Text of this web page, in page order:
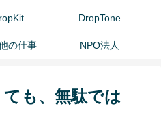
DropTone
の仕事 NPO法人
も、無駄では